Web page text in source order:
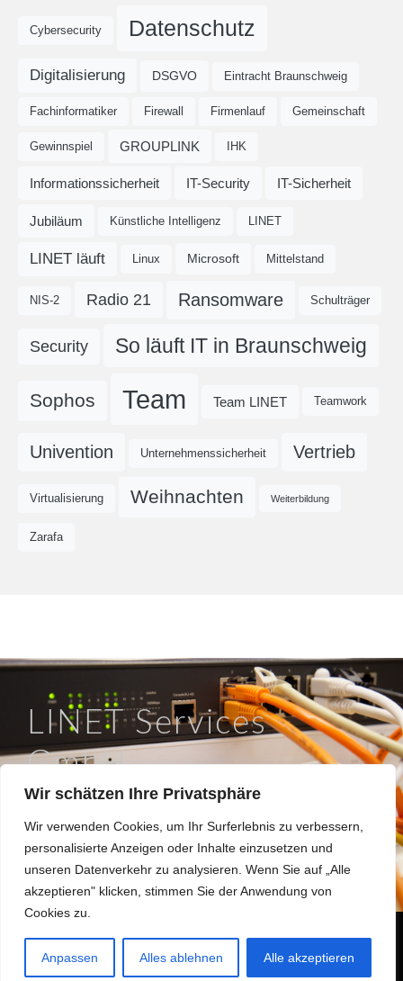
Wir schätzen Ihre Privatsphäre
Wir verwenden Cookies, um Ihr Surferlebnis zu verbessern,
personalisierte Anzeigen oder Inhalte einzusetzen und
unseren Datenverkehr zu analysieren. Wenn Sie auf „Alle
akzeptieren" klicken, stimmen Sie der Anwendung von
Cookies zu.
Anpassen Alles ablehnen Alle akzeptieren
Cybersecurity Datenschutz
Digitalisierung DSGVO Eintracht Braunschweig
Fachinformatiker Firewall Firmenlauf Gemeinschaft
Gewinnspiel GROUPLINK IHK
Informationssicherheit IT-Security IT-Sicherheit
Jubiläum Künstliche Intelligenz LINET
LINET läuft Linux Microsoft Mittelstand
NIS-2 Radio 21 Ransomware Schulträger
Security So läuft IT in Braunschweig
Sophos Team Team LINET Teamwork
Univention Unternehmenssicherheit Vertrieb
Virtualisierung Weihnachten Weiterbildung
Zarafa
LINET Services
GmbH
So läuft IT in Braunschweig.
Hinter dem Turme 12a, 38114 Braunschweig
0531 / 180508 0
info@linet.de